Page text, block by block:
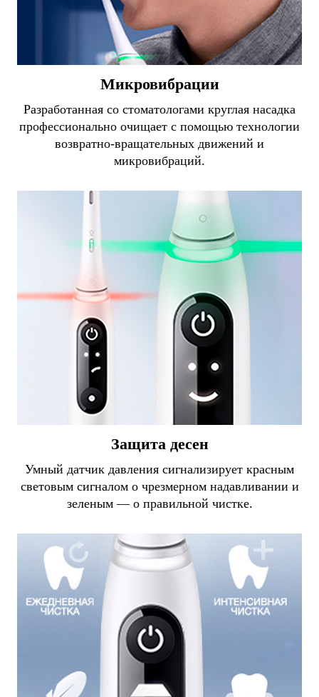
Микровибрации
Разработанная со стоматологами круглая насадка
профессионально очищает с помощью технологии
возвратно-вращательных движений и
микровибраций.
Защита десен
Умный датчик давления сигнализирует красным
световым сигналом о чрезмерном надавливании и
зеленым — о правильной чистке.